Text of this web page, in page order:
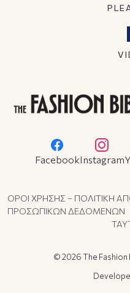
FacebookInstagram
ΟΡΟΙ ΧΡΗΣΗΣ – ΠΟΛΙΤΙΚΗ
ΠΡΟΣΩΠΙΚΩΝ ΔΕΔΟΜΕΝΩΝ
© 2026 The